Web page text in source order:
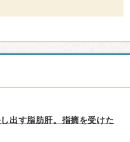
出す脂肪肝。指摘を受けた